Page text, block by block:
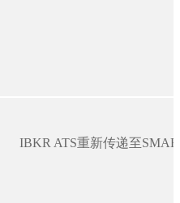
IBKR ATS重新传递至